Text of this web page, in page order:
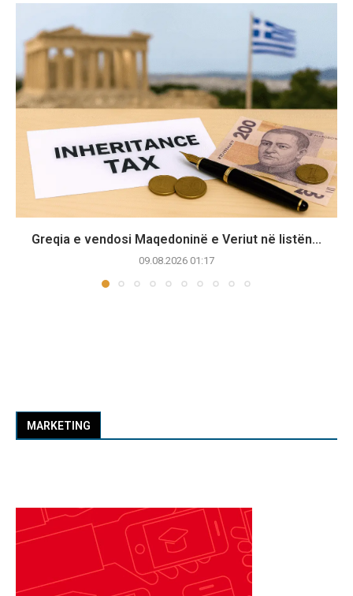
Greqia e vendosi Maqedoninë e Veriut në listën...
09.08.2026 01:17
MARKETING